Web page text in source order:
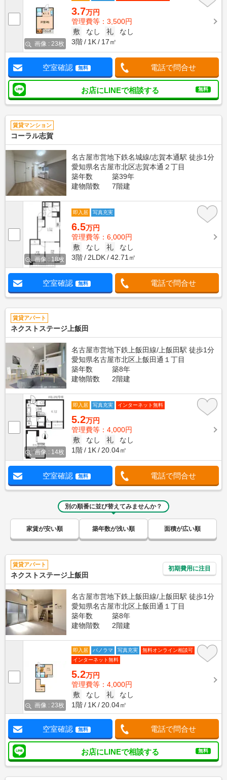
画像 : 23枚
3.7万円
管理費等：3,500円
敷
なし 礼
なし
3階
1K 17㎡
空室確認 無料 電話で問合せ
お店にLINEで相談する 無料
賃貸マンション
コーラル志賀
名古屋市営地下鉄名城線/志賀本通駅 徒歩1分
愛知県名古屋市北区志賀本通２丁目
築年数
築39年
建物階数
7階建
画像 : 18枚
即入居 写真充実
6.5万円
管理費等：6,000円
敷
なし 礼
なし
3階
2LDK 42.71㎡
空室確認 無料 電話で問合せ
賃貸アパート
ネクストステージ上飯田
名古屋市営地下鉄上飯田線/上飯田駅 徒歩1分
愛知県名古屋市北区上飯田通１丁目
築年数
築8年
建物階数
2階建
画像 : 14枚
即入居 写真充実 インターネット無料
5.2万円
管理費等：4,000円
敷
なし 礼
なし
1階
1K 20.04㎡
空室確認 無料 電話で問合せ
別の順番に並び替えてみませんか？
家賃が安い順 築年数が浅い順 面積が広い順
賃貸アパート
ネクストステージ上飯田
初期費用に注目
名古屋市営地下鉄上飯田線/上飯田駅 徒歩1分
愛知県名古屋市北区上飯田通１丁目
築年数
築8年
建物階数
2階建
画像 : 23枚
即入居 パノラマ 写真充実
無料オンライン相談可
インターネット無料
5.2万円
管理費等：4,000円
敷
なし 礼
なし
1階
1K 20.04㎡
空室確認 無料 電話で問合せ
お店にLINEで相談する 無料